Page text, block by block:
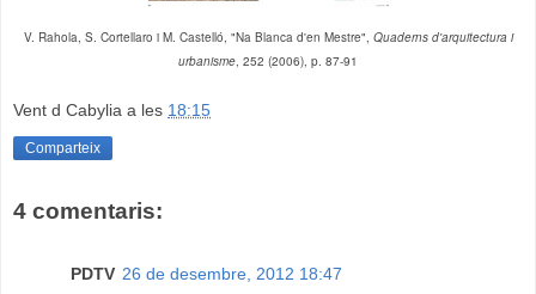
V. Rahola, S. Cortellaro i M. Castelló, "Na Blanca d'en Mestre", Quaderns d'arquitectura i
urbanisme , 252 (2006), p. 87-91
Vent d Cabylia a les 18:15
Comparteix
4 comentaris:
PDTV 26 de desembre, 2012 18:47